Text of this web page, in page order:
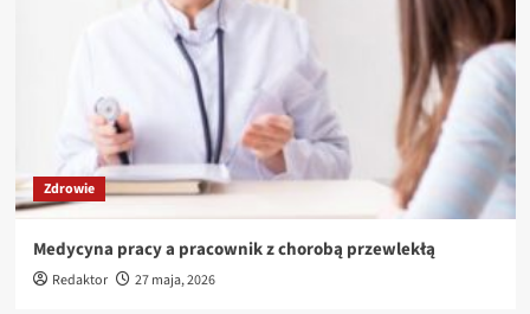
Zdrowie
Medycyna pracy a pracownik z chorobą przewlekłą
Redaktor 27 maja, 2026